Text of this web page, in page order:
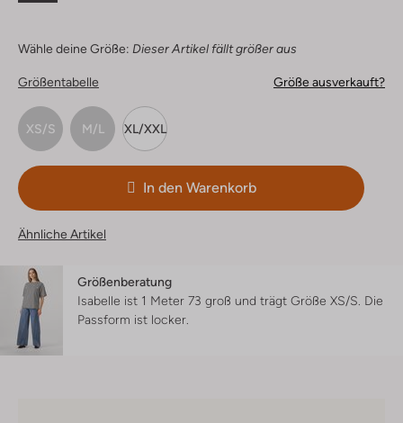
Wähle deine Größe: Dieser Artikel fällt größer aus
Größentabelle Größe ausverkauft?
XS/S M/L XL/XXL
In den Warenkorb
Ähnliche Artikel
Größenberatung
Isabelle ist 1 Meter 73 groß und trägt Größe XS/S. Die
Passform ist locker